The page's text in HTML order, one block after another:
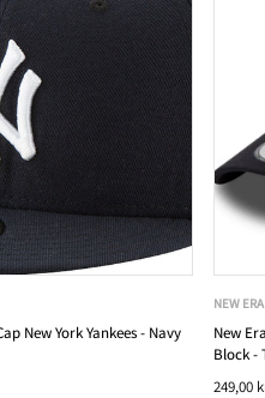
New York Yankees - Navy
NEW ERA
New
Block -
249,00